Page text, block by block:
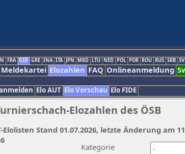
FRA GER GRE INA ITA JPN MKD LTU NED POL POR ROU RUS SRB
Meldekartei Elozahlen FAQ Onlineanmeldung
Elo AUT Elo Vorschau Elo FIDE
Elozahlen des ÖSB
Kategorie
Elolisten Stand 01.07.2026, letzte Änderung am